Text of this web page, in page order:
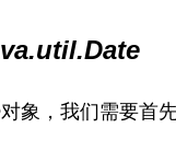
对象，我们需要首